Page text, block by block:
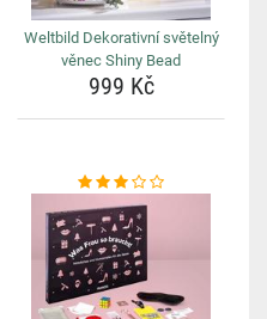
Weltbild Dekorativní světelný
věnec Shiny Bead
999 Kč